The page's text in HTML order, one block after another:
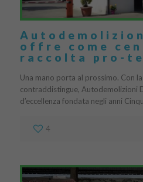
offre come
raccolta pro-
Una mano porta al prossimo. Con
contraddistingue, Autodemolizioni
d’eccellenza fondata negli anni
4